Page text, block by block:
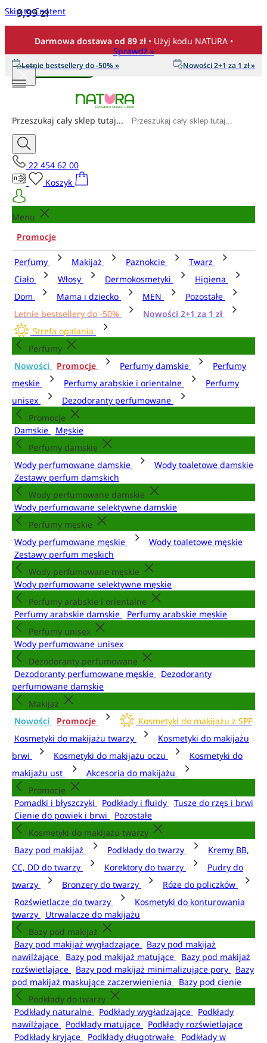
Skip to Content
Darmowa dostawa od 89 zł • Użyj kodu NATURA •
Sprawdź »
Letnie bestsellery do -50% » Nowości 2+1 za 1 zł »
Przeszukaj cały sklep tutaj...
22 454 62 00
Koszyk
Menu
Promocje
Perfumy Makijaż Paznokcie
Twarz
Ciało
Włosy Dermokosmetyki
Higiena
Dom
Mama i dziecko MEN
Pozostałe
Letnie bestsellery do -50%
Nowości 2+1 za 1 zł
Strefa opalania
Perfumy
Nowości
Promocje Perfumy damskie
Perfumy
męskie
Perfumy arabskie i orientalne
Perfumy
unisex
Dezodoranty perfumowane
Promocje
Damskie
Męskie
Perfumy damskie
Wody perfumowane damskie
Wody toaletowe damskie
Zestawy perfum damskich
Wody perfumowane damskie
Wody perfumowane selektywne damskie
Perfumy męskie
Wody perfumowane męskie
Wody toaletowe męskie
Zestawy perfum męskich
Wody perfumowane męskie
Wody perfumowane selektywne męskie
Perfumy arabskie i orientalne
Perfumy arabskie damskie
Perfumy arabskie męskie
Perfumy unisex
Wody perfumowane unisex
Dezodoranty perfumowane
Dezodoranty perfumowane męskie
Dezodoranty
perfumowane damskie
Makijaż
Nowości
Promocje
Kosmetyki do makijażu z SPF
Kosmetyki do makijażu twarzy
Kosmetyki do makijażu
brwi
Kosmetyki do makijażu oczu
Kosmetyki do
makijażu ust
Akcesoria do makijażu
Promocje
Pomadki i błyszczyki
Podkłady i fluidy
Tusze do rzęs i brwi
Cienie do powiek i brwi
Pozostałe
Kosmetyki do makijażu twarzy
Bazy pod makijaż
Podkłady do twarzy
Kremy BB,
CC, DD do twarzy
Korektory do twarzy
Pudry do
twarzy
Bronzery do twarzy
Róże do policzków
Rozświetlacze do twarzy
Kosmetyki do konturowania
twarzy
Utrwalacze do makijażu
Bazy pod makijaż
Bazy pod makijaż wygładzające
Bazy pod makijaż
nawilżające
Bazy pod makijaż matujące
Bazy pod makijaż
rozświetlające
Bazy pod makijaż minimalizujące pory
Bazy
pod makijaż maskujące zaczerwienienia
Bazy pod cienie
Podkłady do twarzy
Podkłady naturalne
Podkłady wygładzające
Podkłady
nawilżające
Podkłady matujące
Podkłady rozświetlające
Podkłady kryjące
Podkłady długotrwałe
Podkłady w
9,99 zł
Dodaj do koszyka